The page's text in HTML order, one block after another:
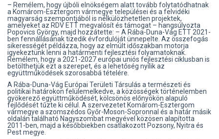
– Remélem, hogy újbóli elnökségem alatt tovább folytatódhatnak
a Komárom-Esztergom vármegye települései és a felvidéki
magyarság szempontjából is nélkülözhetetlen projektek,
amelyeket az RDV ETT megvalósít és támogat – hangsúlyozta
Popovics György, majd hozzátette: – A Rába-Duna-Vág ETT 2021-
ben fennállásának tizedik évfordulóját ünnepelte. Az összefogás
sikerességét példázza, hogy az elmúlt időszakban motorja
igyekeztünk lenni a határmenti fejlesztési folyamatoknak.
Remélem, hogy a 2021-2027 európai uniós fejlesztési ciklusban is
betölthetjük ezt a szerepet, és a lehetőség nyílik az
együttműködések szorosabbá tételére.
A Rába-Duna-Vág Európai Területi Társulás a természeti és
politikai határokon felülemelkedve, a közösségek történelemben
gyökerező együttműködését, kölcsönös előnyökön alapuló
fejlődését tűzte ki célul. A szervezetet Komárom-Esztergom
vármegye a szomszédos Győr-Moson-Sopronnal és a határ másik
oldalán található Nagyszombat megyével közösen alapította
2011-ben, majd a későbbiekben csatlakozott Pozsony, Nyitra és
Pest megye.